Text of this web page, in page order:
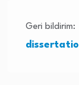
Geri bildirim: